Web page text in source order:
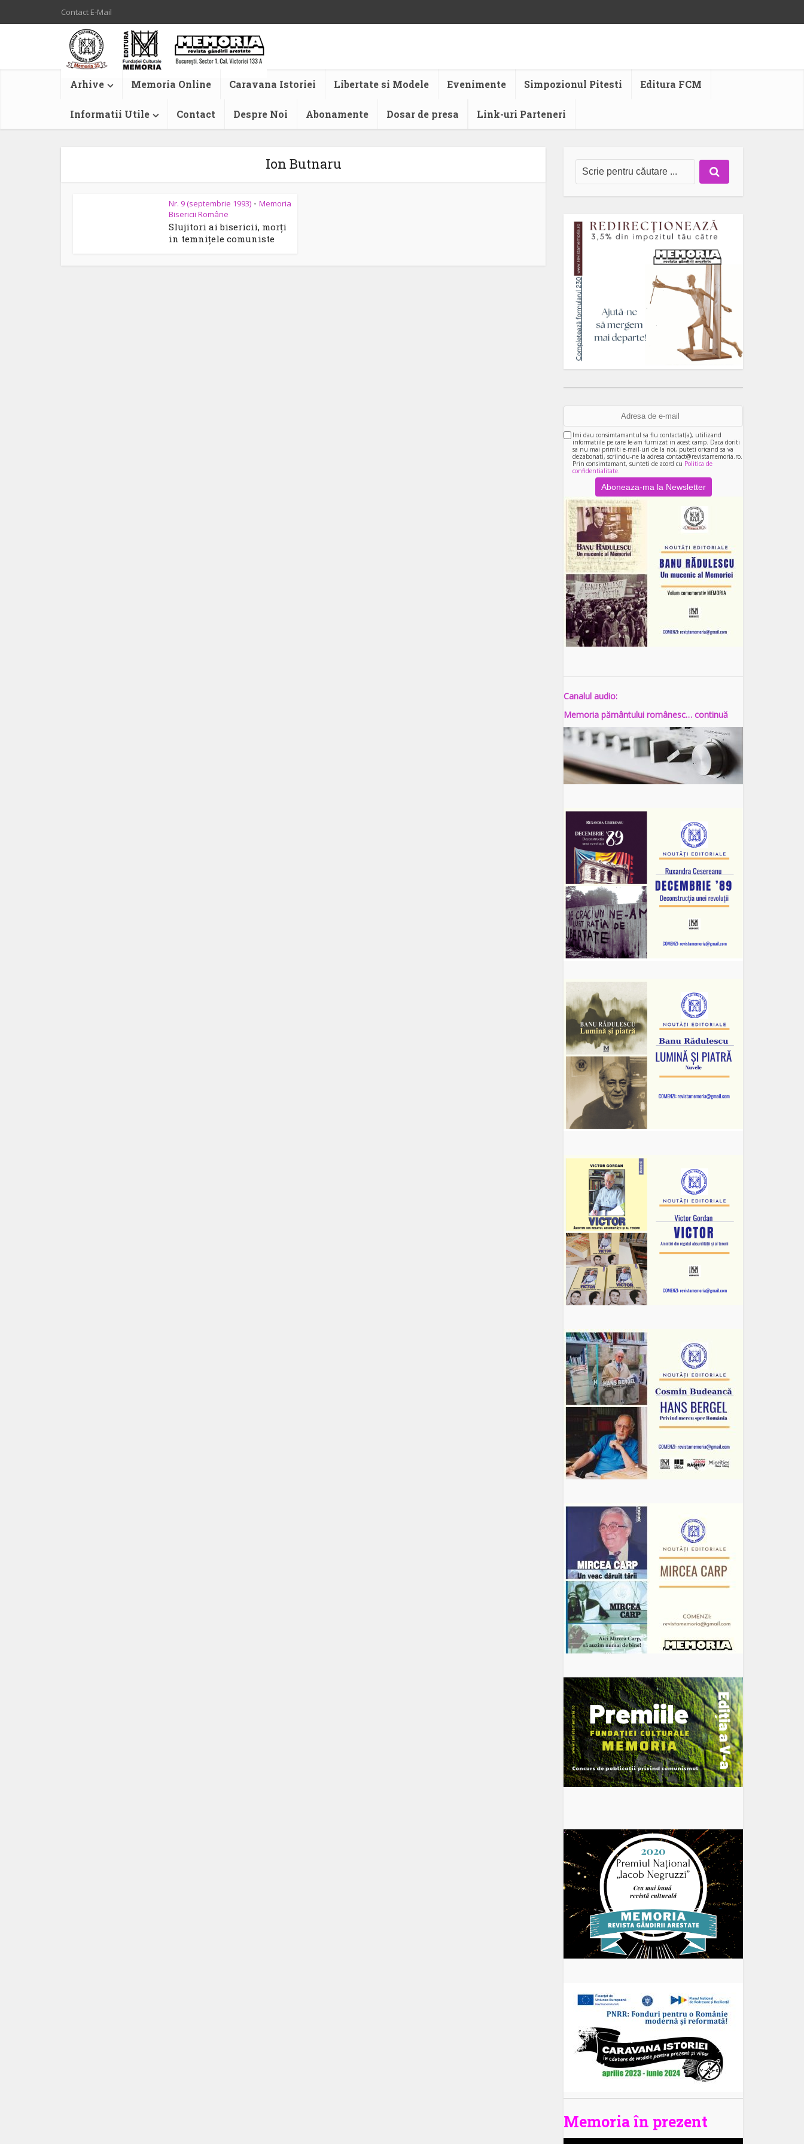
Contact E-Mail
Arhive Memoria Online Caravana Istoriei Libertate si Modele Evenimente Simpozionul Pitesti Editura FCM
Informatii Utile Contact Despre Noi Abonamente Dosar de presa Link-uri Parteneri
Ion Butnaru
Nr. 9 (septembrie 1993) • Memoria
Bisericii Române
Slujitori ai bisericii, morți
in temnițele comuniste
Imi dau consimtamantul sa fiu contactat(a), utilizand
informatiile pe care le-am furnizat in acest camp. Daca doriti
sa nu mai primiti e-mail-uri de la noi, puteti oricand sa va
dezabonati, scriindu-ne la adresa contact@revistamemoria.ro.
Prin consimtamant, sunteti de acord cu Politica de
confidentialitate.
Canalul audio:
Memoria pământului românesc… continuă
Memoria în prezent